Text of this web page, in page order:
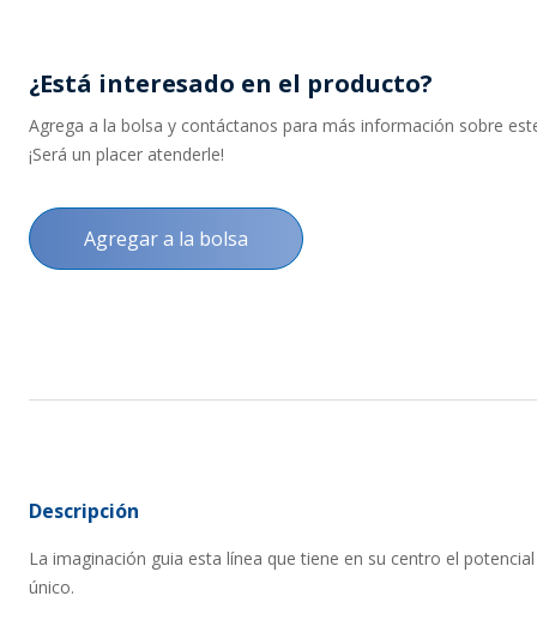
¿Está interesado en el producto?
Agrega a la bolsa y contáctanos para más información sobre
¡Será un placer atenderle!
Agregar a la bolsa
Descripción
La imaginación guia esta línea que tiene en su centro el
único.